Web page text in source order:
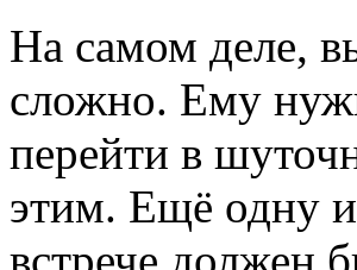
На самом деле,
сложно. Ему
перейти в
этим. Ещё одну
встрече должен